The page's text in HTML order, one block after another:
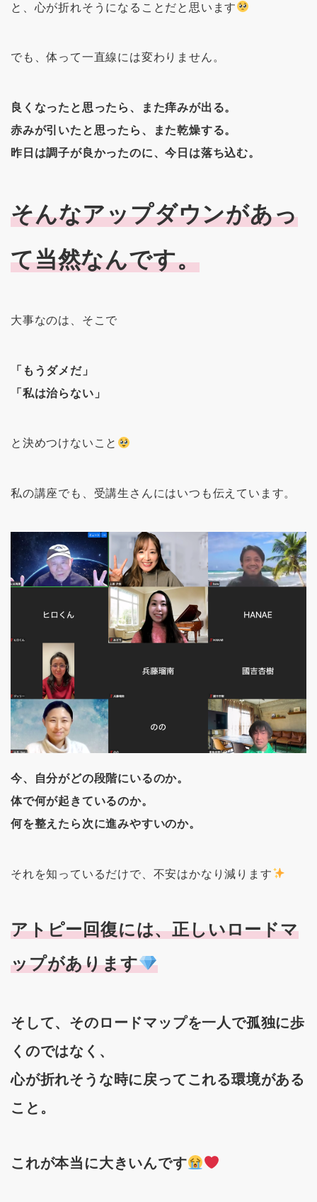
と、心が折れそうになることだと思います
でも、体って一直線には変わりません。
良くなったと思ったら、また痒みが出る。
赤みが引いたと思ったら、また乾燥する。
昨日は調子が良かったのに、今日は落ち込む。
そんなアップダウンがあっ
て当然なんです。
大事なのは、そこで
「もうダメだ」
「私は治らない」
と決めつけないこと
私の講座でも、受講生さんにはいつも伝えています。
今、自分がどの段階にいるのか。
体で何が起きているのか。
何を整えたら次に進みやすいのか。
それを知っているだけで、不安はかなり減ります
アトピー回復には、正しいロードマ
ップがあります
そして、そのロードマップを一人で孤独に歩
くのではなく、
心が折れそうな時に戻ってこれる環境がある
こと。
これが本当に大きいんです